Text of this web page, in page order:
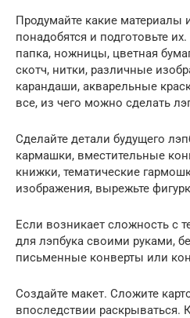
Продумайте какие материалы
понадобятся и подготовьте
папка, ножницы, цветная
скотч, нитки, различные
карандаши, акварельные
все, из чего можно сделать
Сделайте детали будущего
кармашки, вместительные
книжки, тематические
изображения, вырежьте
Если возникает сложность с
для лэпбука своими руками,
письменные конверты или
Создайте макет. Сложите
впоследствии раскрываться.